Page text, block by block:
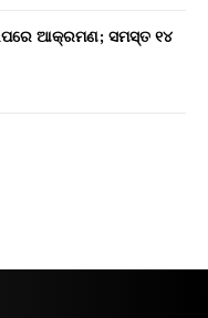
ଉପରେ ଆକ୍ରମଣ; ସମସ୍ତ ୧୪